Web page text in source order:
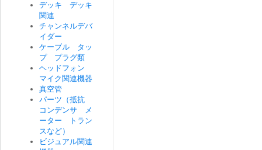
デッキ デッキ
関連
チャンネルデバ
イダー
ケーブル タッ
プ プラグ類
ヘッドフォン
マイク関連機器
真空管
パーツ（抵抗
コンデンサ メ
ーター トラン
スなど）
ビジュアル関連